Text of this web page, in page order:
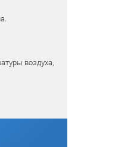
воздуха,